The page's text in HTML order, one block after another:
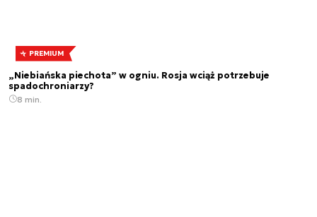
PREMIUM
„Niebiańska piechota” w ogniu. Rosja wciąż potrzebuje
spadochroniarzy?
8 min.